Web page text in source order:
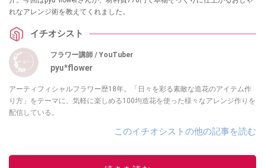
れなアレンジ術を教えてくれました。
イチオシスト
フラワー講師 / YouTuber
pyu*flower
アーティフィシャルフラワー歴18年。「日々を彩る素敵な造花のアイテム作
り方」をテーマに、気軽に楽しめる100均造花を使った様々なアレンジ作りを
配信している。
このイチオシストの他の記事を読む